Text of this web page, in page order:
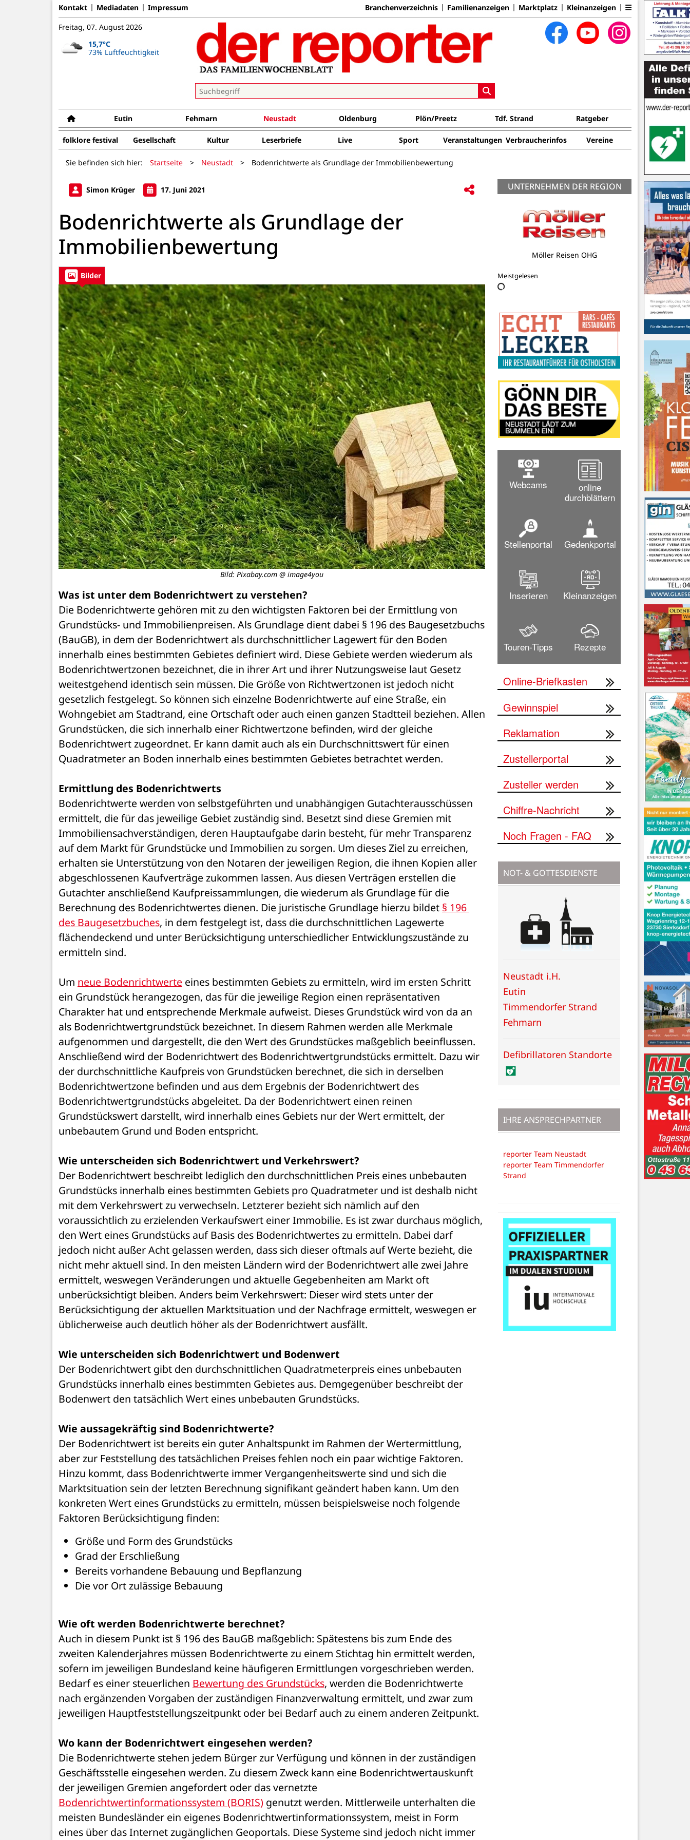
Kontakt Mediadaten Impressum Branchenverzeichnis Familienanzeigen Marktplatz Kleinanzeigen
Freitag, 07. August 2026
15,7°C
73% Luftfeuchtigkeit
Eutin Fehmarn Neustadt Oldenburg Plön/Preetz Tdf. Strand Ratgeber
folklore festival Gesellschaft Kultur Leserbriefe Live Sport Veranstaltungen Verbraucherinfos Vereine
Sie befinden sich hier: Startseite > Neustadt > Bodenrichtwerte als Grundlage der Immobilienbewertung
Simon Krüger 17. Juni 2021
Bodenrichtwerte als Grundlage der
Immobilienbewertung
Bilder
Bild: Pixabay.com @ image4you
Was ist unter dem Bodenrichtwert zu verstehen?
Die Bodenrichtwerte gehören mit zu den wichtigsten Faktoren bei der Ermittlung von
Grundstücks- und Immobilienpreisen. Als Grundlage dient dabei § 196 des Baugesetzbuchs
(BauGB), in dem der Bodenrichtwert als durchschnittlicher Lagewert für den Boden
innerhalb eines bestimmten Gebietes definiert wird. Diese Gebiete werden wiederum als
Bodenrichtwertzonen bezeichnet, die in ihrer Art und ihrer Nutzungsweise laut Gesetz
weitestgehend identisch sein müssen. Die Größe von Richtwertzonen ist jedoch nicht
gesetzlich festgelegt. So können sich einzelne Bodenrichtwerte auf eine Straße, ein
Wohngebiet am Stadtrand, eine Ortschaft oder auch einen ganzen Stadtteil beziehen. Allen
Grundstücken, die sich innerhalb einer Richtwertzone befinden, wird der gleiche
Bodenrichtwert zugeordnet. Er kann damit auch als ein Durchschnittswert für einen
Quadratmeter an Boden innerhalb eines bestimmten Gebietes betrachtet werden.
Ermittlung des Bodenrichtwerts
Bodenrichtwerte werden von selbstgeführten und unabhängigen Gutachterausschüssen
ermittelt, die für das jeweilige Gebiet zuständig sind. Besetzt sind diese Gremien mit
Immobiliensachverständigen, deren Hauptaufgabe darin besteht, für mehr Transparenz
auf dem Markt für Grundstücke und Immobilien zu sorgen. Um dieses Ziel zu erreichen,
erhalten sie Unterstützung von den Notaren der jeweiligen Region, die ihnen Kopien aller
abgeschlossenen Kaufverträge zukommen lassen. Aus diesen Verträgen erstellen die
Gutachter anschließend Kaufpreissammlungen, die wiederum als Grundlage für die
Berechnung des Bodenrichtwertes dienen. Die juristische Grundlage hierzu bildet § 196
des Baugesetzbuches, in dem festgelegt ist, dass die durchschnittlichen Lagewerte
flächendeckend und unter Berücksichtigung unterschiedlicher Entwicklungszustände zu
ermitteln sind.
Um neue Bodenrichtwerte eines bestimmten Gebiets zu ermitteln, wird im ersten Schritt
ein Grundstück herangezogen, das für die jeweilige Region einen repräsentativen
Charakter hat und entsprechende Merkmale aufweist. Dieses Grundstück wird von da an
als Bodenrichtwertgrundstück bezeichnet. In diesem Rahmen werden alle Merkmale
aufgenommen und dargestellt, die den Wert des Grundstückes maßgeblich beeinflussen.
Anschließend wird der Bodenrichtwert des Bodenrichtwertgrundstücks ermittelt. Dazu wir
der durchschnittliche Kaufpreis von Grundstücken berechnet, die sich in derselben
Bodenrichtwertzone befinden und aus dem Ergebnis der Bodenrichtwert des
Bodenrichtwertgrundstücks abgeleitet. Da der Bodenrichtwert einen reinen
Grundstückswert darstellt, wird innerhalb eines Gebiets nur der Wert ermittelt, der
unbebautem Grund und Boden entspricht.
Wie unterscheiden sich Bodenrichtwert und Verkehrswert?
Der Bodenrichtwert beschreibt lediglich den durchschnittlichen Preis eines unbebauten
Grundstücks innerhalb eines bestimmten Gebiets pro Quadratmeter und ist deshalb nicht
mit dem Verkehrswert zu verwechseln. Letzterer bezieht sich nämlich auf den
voraussichtlich zu erzielenden Verkaufswert einer Immobilie. Es ist zwar durchaus möglich,
den Wert eines Grundstücks auf Basis des Bodenrichtwertes zu ermitteln. Dabei darf
jedoch nicht außer Acht gelassen werden, dass sich dieser oftmals auf Werte bezieht, die
nicht mehr aktuell sind. In den meisten Ländern wird der Bodenrichtwert alle zwei Jahre
ermittelt, weswegen Veränderungen und aktuelle Gegebenheiten am Markt oft
unberücksichtigt bleiben. Anders beim Verkehrswert: Dieser wird stets unter der
Berücksichtigung der aktuellen Marktsituation und der Nachfrage ermittelt, weswegen er
üblicherweise auch deutlich höher als der Bodenrichtwert ausfällt.
Wie unterscheiden sich Bodenrichtwert und Bodenwert
Der Bodenrichtwert gibt den durchschnittlichen Quadratmeterpreis eines unbebauten
Grundstücks innerhalb eines bestimmten Gebietes aus. Demgegenüber beschreibt der
Bodenwert den tatsächlich Wert eines unbebauten Grundstücks.
Wie aussagekräftig sind Bodenrichtwerte?
Der Bodenrichtwert ist bereits ein guter Anhaltspunkt im Rahmen der Wertermittlung,
aber zur Feststellung des tatsächlichen Preises fehlen noch ein paar wichtige Faktoren.
Hinzu kommt, dass Bodenrichtwerte immer Vergangenheitswerte sind und sich die
Marktsituation sein der letzten Berechnung signifikant geändert haben kann. Um den
konkreten Wert eines Grundstücks zu ermitteln, müssen beispielsweise noch folgende
Faktoren Berücksichtigung finden:
Größe und Form des Grundstücks
Grad der Erschließung
Bereits vorhandene Bebauung und Bepflanzung
Die vor Ort zulässige Bebauung
Wie oft werden Bodenrichtwerte berechnet?
Auch in diesem Punkt ist § 196 des BauGB maßgeblich: Spätestens bis zum Ende des
zweiten Kalenderjahres müssen Bodenrichtwerte zu einem Stichtag hin ermittelt werden,
sofern im jeweiligen Bundesland keine häufigeren Ermittlungen vorgeschrieben werden.
Bedarf es einer steuerlichen Bewertung des Grundstücks, werden die Bodenrichtwerte
nach ergänzenden Vorgaben der zuständigen Finanzverwaltung ermittelt, und zwar zum
jeweiligen Hauptfeststellungszeitpunkt oder bei Bedarf auch zu einem anderen Zeitpunkt.
Wo kann der Bodenrichtwert eingesehen werden?
Die Bodenrichtwerte stehen jedem Bürger zur Verfügung und können in der zuständigen
Geschäftsstelle eingesehen werden. Zu diesem Zweck kann eine Bodenrichtwertauskunft
Bodenrichtwertinformationssystem (BORIS) genutzt werden. Mittlerweile unterhalten die
meisten Bundesländer ein eigenes Bodenrichtwertinformationssystem, meist in Form
eines über das Internet zugänglichen Geoportals. Diese Systeme sind jedoch nicht immer
UNTERNEHMEN DER REGION
1a autoservice Harry
Meistgelesen
Webcams
online
durchblättern
Stellenportal Gedenkportal
Inserieren Kleinanzeigen
Touren-Tipps Rezepte
Online-Briefkasten
Gewinnspiel
Reklamation
Zustellerportal
Zusteller werden
Chiffre-Nachricht
Noch Fragen - FAQ
NOT- & GOTTESDIENSTE
Neustadt i.H.
Eutin
Timmendorfer Strand
Fehmarn
Defibrillatoren Standorte
IHRE ANSPRECHPARTNER
reporter Team Neustadt
reporter Team Timmendorfer
Strand